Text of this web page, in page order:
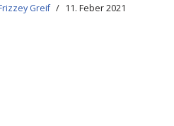
Greif 11. Feber 2021